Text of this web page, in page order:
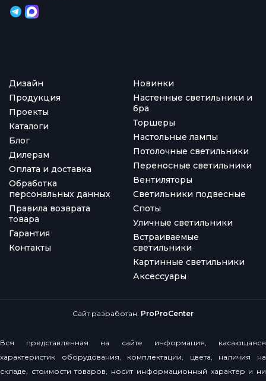
Дизайн
Продукция
Проекты
Каталоги
Блог
Дилерам
Оплата и доставка
Обработка
персональных данных
Правила возврата
товара
Гарантия
Контакты
Новинки
Настенные светильники и
бра
Торшеры
Настольные лампы
Потолочные светильники
Переносные светильники
Вентиляторы
Светильники подвесные
Споты
Уличные светильники
Встраиваемые
светильники
Картинные светильники
Аксессуары
Сайт разработан: ProProCenter
Вся представленная на сайте информация, касающаяся
характеристик оборудования, комплектации, цвета, наличия на
складе, стоимости товаров, носит информационный характер и ни